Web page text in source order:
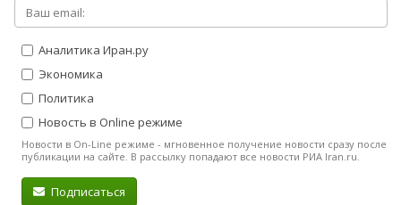
Аналитика Иран.ру
Экономика
Политика
Новость в Online режиме
Новости в On-Line режиме - мгновенное получение новости сразу после
публикации на сайте. В рассылку попадают все новости РИА Iran.ru.
Подписаться